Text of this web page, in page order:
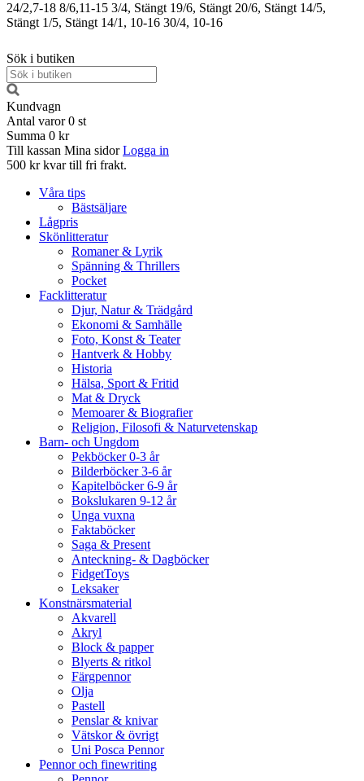
24/2,7-18 8/6,11-15 3/4, Stängt 19/6, Stängt 20/6, Stängt 14/5,
Stängt 1/5, Stängt 14/1, 10-16 30/4, 10-16
Sök i butiken
Kundvagn
Antal varor 0 st
Summa 0 kr
Till kassan Mina sidor Logga in
500 kr kvar till fri frakt.
Våra tips
Bästsäljare
Lågpris
Skönlitteratur
Romaner & Lyrik
Spänning & Thrillers
Pocket
Facklitteratur
Djur, Natur & Trädgård
Ekonomi & Samhälle
Foto, Konst & Teater
Hantverk & Hobby
Historia
Hälsa, Sport & Fritid
Mat & Dryck
Memoarer & Biografier
Religion, Filosofi & Naturvetenskap
Barn- och Ungdom
Pekböcker 0-3 år
Bilderböcker 3-6 år
Kapitelböcker 6-9 år
Bokslukaren 9-12 år
Unga vuxna
Faktaböcker
Saga & Present
Anteckning- & Dagböcker
FidgetToys
Leksaker
Konstnärsmaterial
Akvarell
Akryl
Block & papper
Blyerts & ritkol
Färgpennor
Olja
Pastell
Penslar & knivar
Vätskor & övrigt
Uni Posca Pennor
Pennor och finewriting